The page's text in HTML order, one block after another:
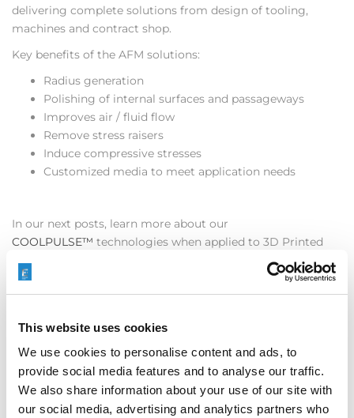
This website uses cookies
We use cookies to personalise content and ads, to
provide social media features and to analyse our traffic.
We also share information about your use of our site with
our social media, advertising and analytics partners who
delivering complete solutions from design of tooling,
machines and contract shop.
Key benefits of the AFM solutions:
Radius generation
Polishing of internal surfaces and passageways
Improves air / fluid flow
Remove stress raisers
Induce compressive stresses
Customized media to meet application needs
In our next posts, learn more about our
COOLPULSE™ technologies when applied to 3D Printed
Extrude Hone solutions covering the 3 main technologies
ECM ,AFM, andTEM (Thermal deburring) .